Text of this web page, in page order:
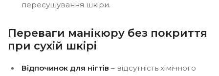
пересушування шкіри.
Переваги манікюру без покриття
при сухій шкірі
Відпочинок для нігтів – відсутність хімічного